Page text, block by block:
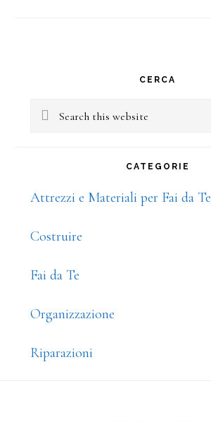
Sidebar
CERCA
Search
CATEGORIE
Attrezzi e Materiali per Fai da Te
Costruire
Fai da Te
Organizzazione
Riparazioni